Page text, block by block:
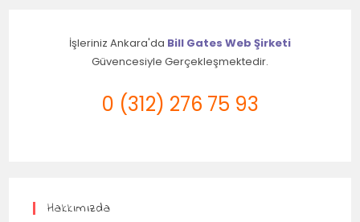
İşleriniz Ankara'da Bill Gates Web Şirketi
Güvencesiyle Gerçekleşmektedir.
0 (312) 276 75 93
Hakkımızda